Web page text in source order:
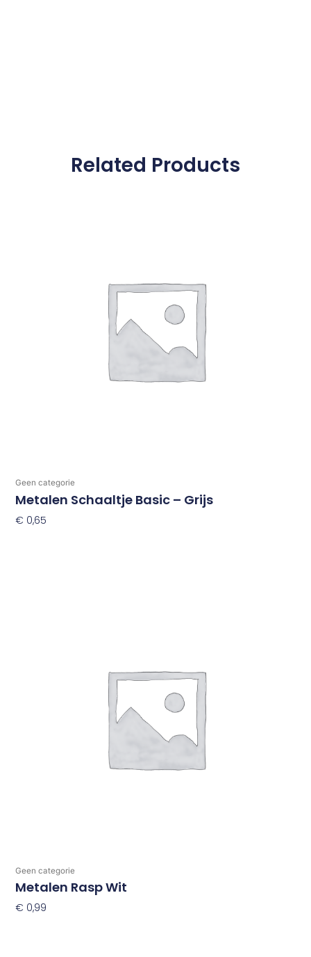
Related Products
Geen categorie
Metalen Schaaltje Basic – Grijs
€ 0,65
Geen categorie
Metalen Rasp Wit
€ 0,99